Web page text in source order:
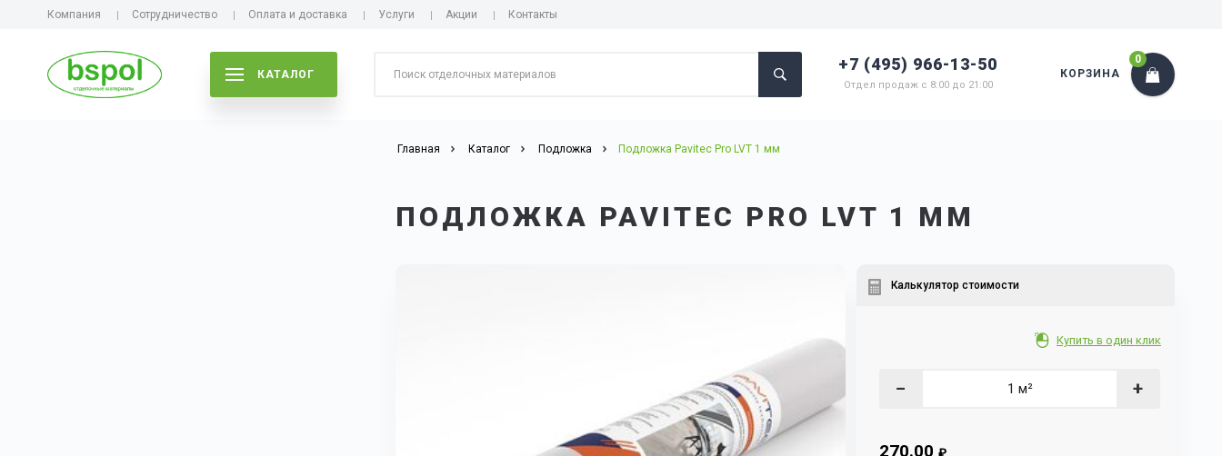
Компания Сотрудничество Оплата и доставка Услуги Акции Контакты
КАТАЛОГ
+7 (495) 966-13-50
Отдел продаж с 8:00 до 21:00
КОРЗИНА
0
Главная Каталог Подложка Подложка Pavitec Pro LVT 1 мм
ПОДЛОЖКА PAVITEC PRO LVT 1 ММ
Калькулятор стоимости
Купить в один клик
− +
270.00 ₽